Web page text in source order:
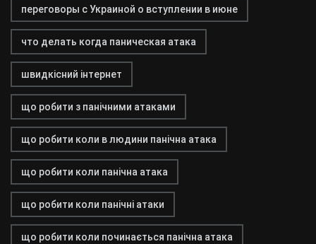
переговоры с Украиной о вступлении в июне
что делать когда паническая атака
швидкісний інтернет
що робити з панічними атаками
що робити коли в людини панічна атака
що робити коли панічна атака
що робити коли панічні атаки
що робити коли починається панічна атака